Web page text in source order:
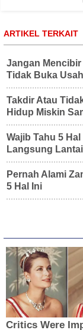
ARTIKEL TERKAIT
Jangan Mencibir
Tidak Buka
Takdir Atau
Hidup Miskin
Wajib Tahu 5
Langsung
Pernah Alami
5 Hal Ini